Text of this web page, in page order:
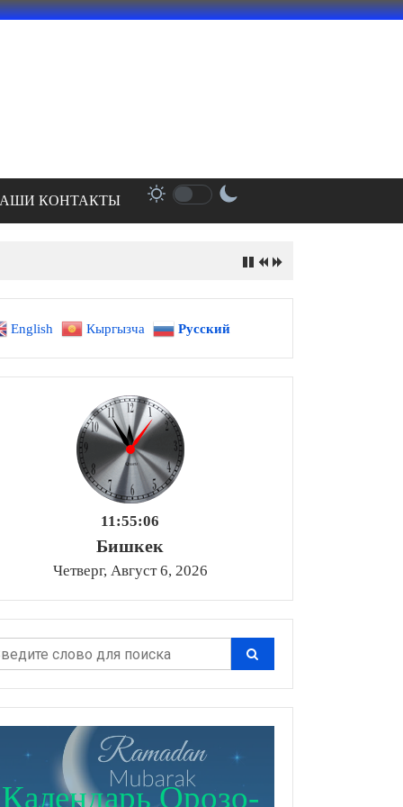
КОНТАКТЫ
English Кыргызча Русский
11:55:07
Бишкек
Четверг, Август 6, 2026
Календарь Орозо-